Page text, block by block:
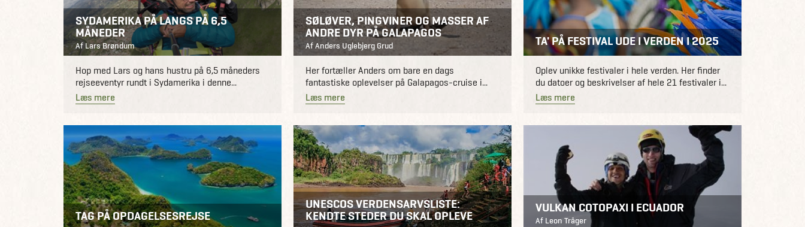
SYDAMERIKA PÅ LANGS PÅ 6,5
MÅNEDER
Af Lars Brøndum
Hop med Lars og hans hustru på 6,5 måneders
rejseeventyr rundt i Sydamerika i denne...
Læs mere
SØLØVER, PINGVINER OG MASSER AF
ANDRE DYR PÅ GALAPAGOS
Af Anders Uglebjerg Grud
Her fortæller Anders om bare en dags
fantastiske oplevelser på Galapagos-cruise i...
Læs mere
TA' PÅ FESTIVAL UDE I VERDEN I 2025
Oplev unikke festivaler i hele verden. Her finder
du datoer og beskrivelser af hele 21 festivaler i...
Læs mere
TAG PÅ OPDAGELSESREJSE
UNESCOS VERDENSARVSLISTE:
KENDTE STEDER DU SKAL OPLEVE
VULKAN COTOPAXI I ECUADOR
Af Leon Träger